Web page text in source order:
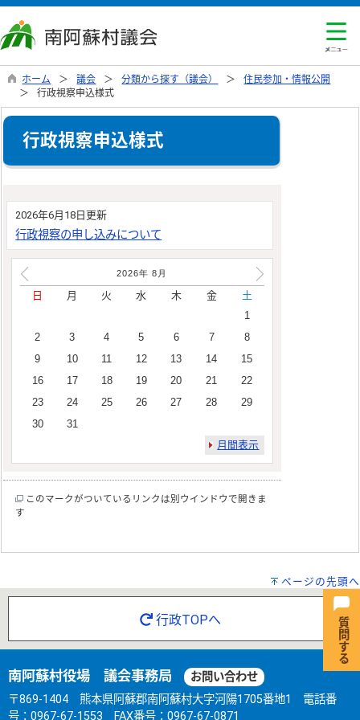
ホーム 議会 分類から探す（議会）
住民参加・情報公開
行政視察申込様式
行政視察申込様式
2026年6月18日更新
行政視察の申し込みについて
2026年 8 月
日 月 火 水 木 金
土
1
2
3 4 5 6 7
8
9
10 11 12 13 14
15
16
17 18 19 20 21
22
23
24 25 26 27 28
29
30
31
月間表示
このマークがついているリンクは別ウインドウで開きま
す
ページの先頭へ
行政TOPへ
南阿蘇村役場 議会事務局
お問い合わせ
〒869-1404 熊本県阿蘇郡南阿蘇村大字河陽1705番地1 電話番
号：0967-67-1553 FAX番号：0967-67-0871